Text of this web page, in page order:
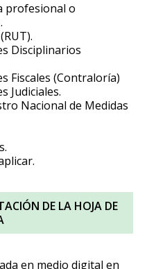
profesional o
Disciplinarios
Fiscales (Contraloría)
Judiciales.
Nacional de Medidas
DE LA HOJA DE
en medio digital en